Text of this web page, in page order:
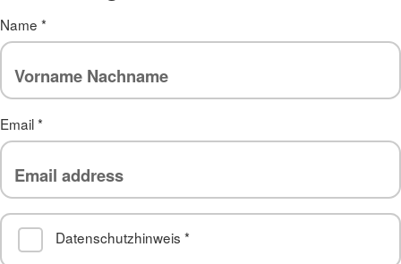
Name *
Email*
Datenschutzhinweis *